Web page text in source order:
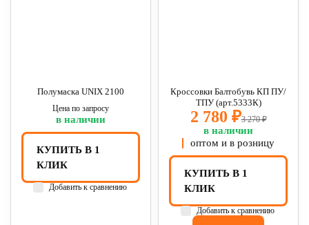
Полумаска UNIX 2100
Цена по запросу
в наличии
КУПИТЬ В 1
КЛИК
Добавить к сравнению
Кроссовки Балтобувь КП ПУ/
ТПУ (арт.5333К)
2 780 ₽3 270 ₽
в наличии
оптом и в розницу
КУПИТЬ В 1
КЛИК
Добавить к сравнению